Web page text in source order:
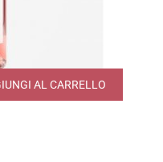
AL CARRELLO